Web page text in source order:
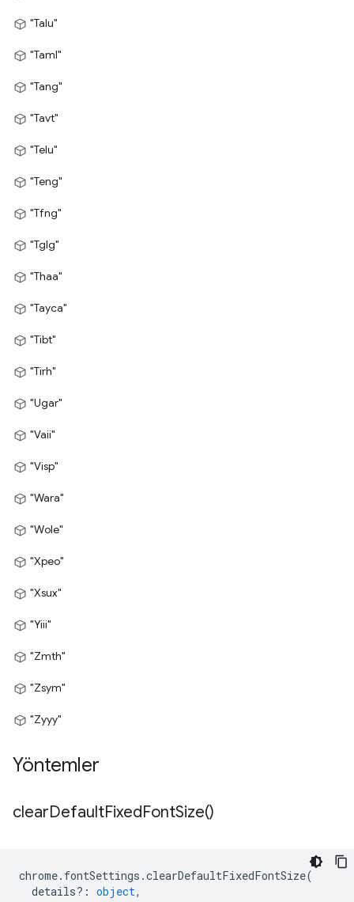
"Talu"
"Taml"
"Tang"
"Tavt"
"Telu"
"Teng"
"Tfng"
"Tglg"
"Thaa"
"Tayca"
"Tibt"
"Tirh"
"Ugar"
"Vaii"
"Visp"
"Wara"
"Wole"
"Xpeo"
"Xsux"
"Yiii"
"Zmth"
"Zsym"
"Zyyy"
Yöntemler
clearDefaultFixedFontSize()
chrome. fontSettings .clearDefaultFixedFontSize(
details? : object,